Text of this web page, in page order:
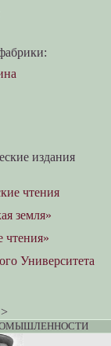
издания
чтения
земля»
чтения»
Университета